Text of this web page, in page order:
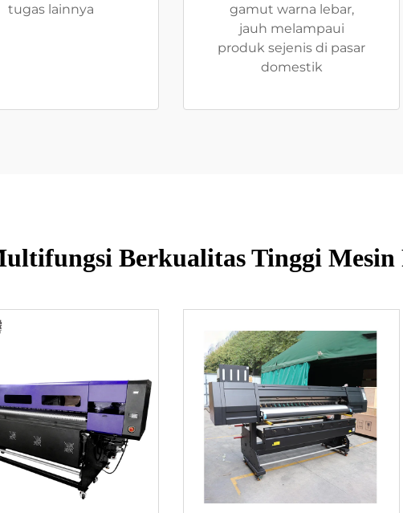
tugas lainnya
gamut warna lebar,
jauh melampaui
produk sejenis di pasar
domestik
Berkualitas Tinggi Mesin